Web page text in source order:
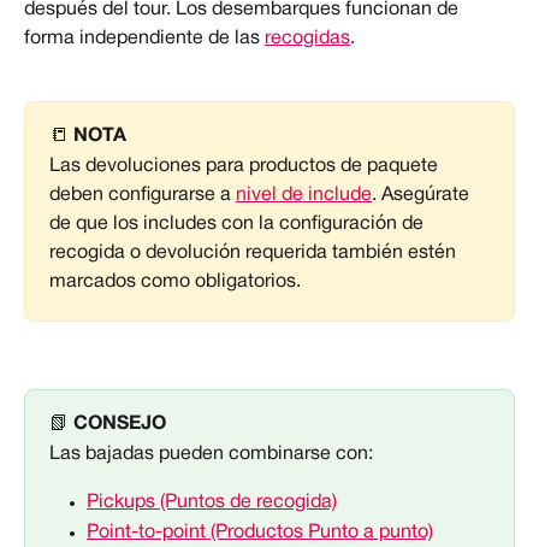
después del tour. Los desembarques funcionan de
forma independiente de las recogidas.
📒
NOTA
Las devoluciones para productos de paquete
deben configurarse a nivel de include. Asegúrate
de que los includes con la configuración de
recogida o devolución requerida también estén
marcados como obligatorios.
📗 CONSEJO
Las bajadas pueden combinarse con:
Pickups (Puntos de recogida)
Point-to-point (Productos Punto a punto)